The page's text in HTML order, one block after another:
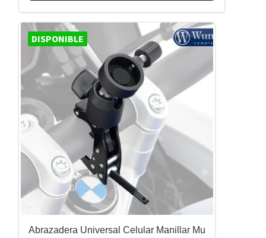
DISPONIBLE
Abrazadera Universal Celular Manillar Mu